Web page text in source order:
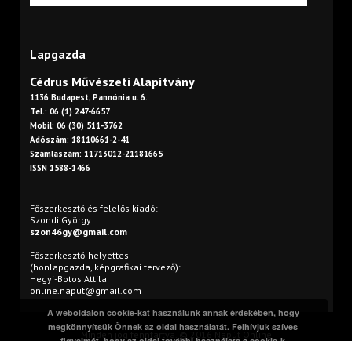
Lapgazda
Cédrus Művészeti Alapítvány
1136 Budapest, Pannónia u. 6.
Tel.: 06 (1) 247-6657
Mobil: 06 (30) 511-3762
Adószám: 18110661-2-41
Számlaszám: 11713012-21181665
ISSN 1588-1466
Főszerkesztő és felelős kiadó:
Szondi György
szon46gy@gmail.com
Főszerkesztő-helyettes
(honlapgazda, képgrafikai tervező):
Hegyi-Botos Attila
online.naput@gmail.com
Minden jog fenntartva. © 2016 Napút Online
A weboldalon cookie-kat használunk annak érdekében, hogy
megkönnyítsük Önnek az oldal használatát. Felhívjuk szíves